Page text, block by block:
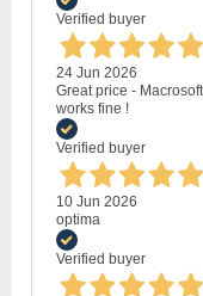
Verified buyer
24 Jun 2026
Great price -
works fine !
Verified buyer
10 Jun 2026
optima
Verified buyer